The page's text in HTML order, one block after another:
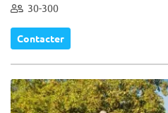
30-300
Contacter